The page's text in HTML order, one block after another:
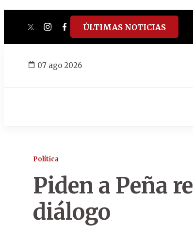
twitterinstagram
facebook
tiktokyoutube
spotify
ÚLTIMAS NOTICIAS
07 ago 2026
Política
Piden a Peña
diálogo